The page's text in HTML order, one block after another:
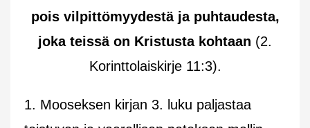
pois vilpittömyydestä ja puhtaudesta,
joka teissä on Kristusta kohtaan (2.
Korinttolaiskirje 11:3).
1. Mooseksen kirjan 3. luku paljastaa